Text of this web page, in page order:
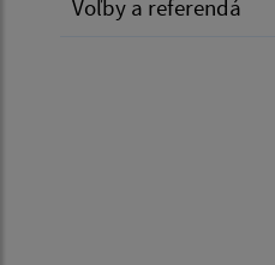
Voľby a referendá